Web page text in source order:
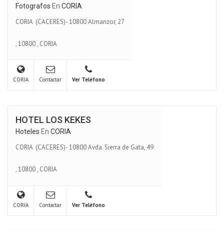
Fotografos En CORIA
CORIA (CACERES)- 10800 Almanzor, 27
,10800, CORIA
CORIA Contactar Ver Teléfono
HOTEL LOS KEKES
Hoteles En CORIA
CORIA (CACERES)- 10800 Avda. Sierra de Gata, 49
,10800, CORIA
CORIA Contactar Ver Teléfono